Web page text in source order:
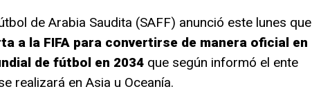
de Arabia Saudita (SAFF) anunció este lunes que
a la FIFA para convertirse de manera oficial en
de fútbol en 2034que según informó el ente
realizará en Asia u Oceanía.